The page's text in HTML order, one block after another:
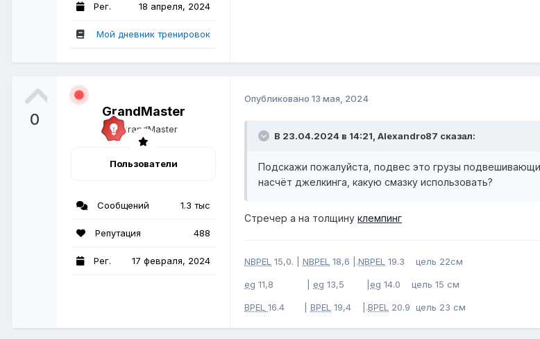
Рег. 18 апреля, 2024
Мой дневник тренировок
0 GrandMaster
Пользователи
Сообщений 1.3 тыс
Репутация 488
Рег. 17 февраля, 2024
Опубликовано 13 мая, 2024
В 23.04.2024 в 14:21, Alexandro87 сказал:
Подскажи пожалуйста, подвес это грузы
насчёт джелкинга, какую смазку использовать?
Стречер а на толщину клемпинг
NBPEL 15,0. | NBPEL 18,6 |.NBPEL 19.3 цель 22см
eg 11,8 | eg 13,5 | eg 14.0 цель 15 см
BPEL 16.4 | BPEL 19,4 |.BPEL 20.9 цель 23 см